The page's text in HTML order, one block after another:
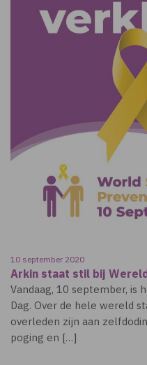
10 september 2020
Arkin staat stil bij
Vandaag, 10 september, is
Dag. Over de hele wereld
overleden zijn aan
poging en […]